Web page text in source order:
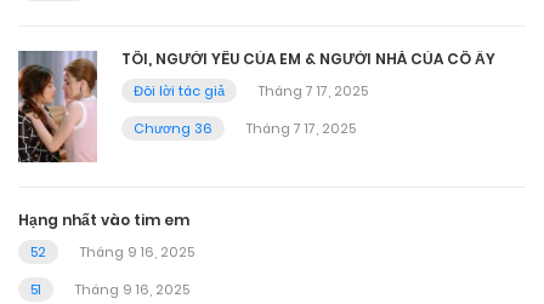
TÔI, NGƯỜI YÊU CỦA EM & NGƯỜI NHÀ CỦA CÔ ẤY
Đôi lời tác giả
Tháng 7 17, 2025
Chương 36
Tháng 7 17, 2025
Hạng nhất vào tim em
52
Tháng 9 16, 2025
51
Tháng 9 16, 2025